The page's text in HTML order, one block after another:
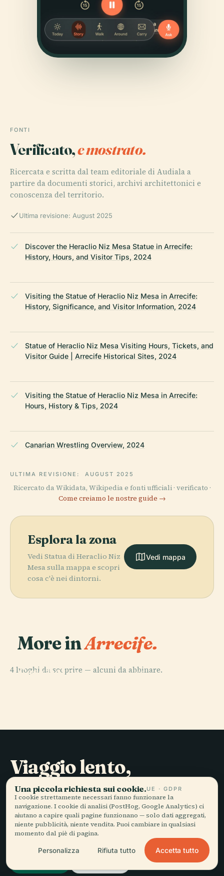
FONTI
Verificato,e mostrato.
Ricercata e scritta dal team editoriale di Audiala a
partire da documenti storici, archivi architettonici e
conoscenza del territorio.
Ultima revisione: August 2025
Discover the Heraclio Niz Mesa Statue in Arrecife:
History, Hours, and Visitor Tips, 2024
Visiting the Statue of Heraclio Niz Mesa in Arrecife:
History, Significance, and Visitor Information, 2024
Statue of Heraclio Niz Mesa Visiting Hours, Tickets, and
Visitor Guide | Arrecife Historical Sites, 2024
Visiting the Statue of Heraclio Niz Mesa in Arrecife:
Hours, History & Tips, 2024
Canarian Wrestling Overview, 2024
ULTIMA REVISIONE: AUGUST 2025
Ricercato da Wikidata, Wikipedia e fonti ufficiali · verificato ·
Come creiamo le nostre guide →
Esplora la zona
Vedi Statua di Heraclio Niz
Mesa sulla mappa e scopri
cosa c'è nei dintorni.
Vedi mappa
More inArrecife.
4 luoghi da scoprire — alcuni da abbinare.
Casa De Los
PLACE
PLACE
Viaggio lento,
raccontato bene.
RESTA AGGIORNATO
Una piccola richiesta sui cookie.UE · GDPR
I cookie strettamente necessari fanno funzionare la
navigazione. I cookie di analisi (PostHog, Google Analytics) ci
aiutano a capire quali pagine funzionano — solo dati aggregati,
niente pubblicità, niente vendita. Puoi cambiare in qualsiasi
momento dal piè di pagina.
Personalizza Rifiuta tutto Accetta tutto